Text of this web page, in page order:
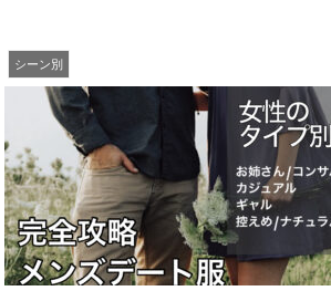
シーン別